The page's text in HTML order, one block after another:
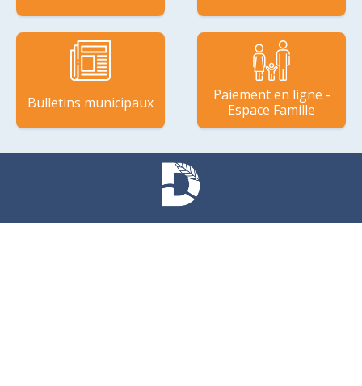
Bulletins municipaux
Paiement en ligne -
Espace Famille